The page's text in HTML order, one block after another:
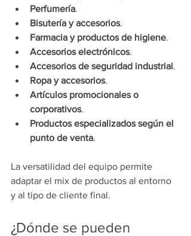
Perfumería.
Bisutería y accesorios.
Farmacia y productos de higiene.
Accesorios electrónicos.
Accesorios de seguridad industrial.
Ropa y accesorios.
Artículos promocionales o
corporativos.
Productos especializados según el
punto de venta.
La versatilidad del equipo permite
adaptar el mix de productos al entorno
y al tipo de cliente final.
¿Dónde se pueden